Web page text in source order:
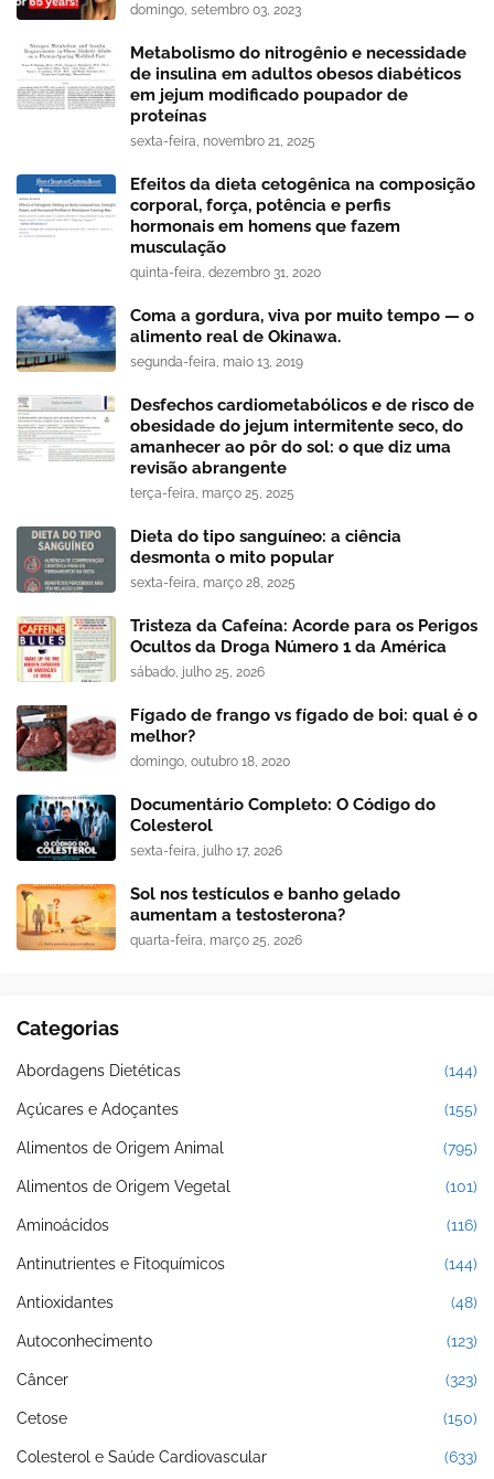
domingo, setembro 03, 2023
Metabolismo do nitrogênio e necessidade
de insulina em adultos obesos diabéticos
em jejum modificado poupador de
proteínas
sexta-feira, novembro 21, 2025
Efeitos da dieta cetogênica na composição
corporal, força, potência e perfis
hormonais em homens que fazem
musculação
quinta-feira, dezembro 31, 2020
Coma a gordura, viva por muito tempo — o
alimento real de Okinawa.
segunda-feira, maio 13, 2019
Desfechos cardiometabólicos e de risco de
obesidade do jejum intermitente seco, do
amanhecer ao pôr do sol: o que diz uma
revisão abrangente
terça-feira, março 25, 2025
Dieta do tipo sanguíneo: a ciência
desmonta o mito popular
sexta-feira, março 28, 2025
Tristeza da Cafeína: Acorde para os Perigos
Ocultos da Droga Número 1 da América
sábado, julho 25, 2026
Fígado de frango vs fígado de boi: qual é o
melhor?
domingo, outubro 18, 2020
Documentário Completo: O Código do
Colesterol
sexta-feira, julho 17, 2026
Sol nos testículos e banho gelado
aumentam a testosterona?
quarta-feira, março 25, 2026
Categorias
Abordagens Dietéticas (144)
Açúcares e Adoçantes (155)
Alimentos de Origem Animal (795)
Alimentos de Origem Vegetal (101)
Aminoácidos (116)
Antinutrientes e Fitoquímicos (144)
Antioxidantes (48)
Autoconhecimento (123)
Câncer (323)
Cetose (150)
Colesterol e Saúde Cardiovascular (633)